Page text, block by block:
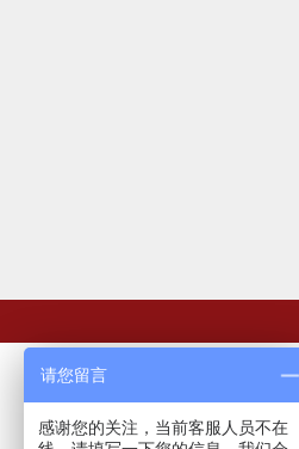
请您留言
感谢您的关注，当前客服人员不在